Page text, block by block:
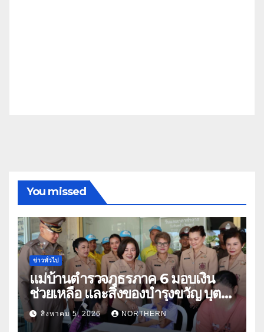
You missed
ข่าวทั่วไป
แม่บ้านตำรวจภูธรภาค 6 มอบเงิน
ช่วยเหลือ และสิ่งของบำรุงขวัญ บุตร-
ธิดา ข้าราชการตำรวจจังหวัด
อุทัยธานี
สิงหาคม 5, 2026 NORTHERN